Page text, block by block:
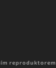
reproduktorem